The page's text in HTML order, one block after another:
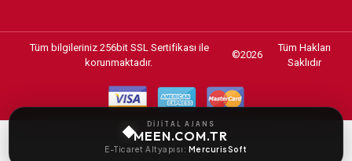
Tüm bilgileriniz 256bit SSL Sertifikası ile
korunmaktadır.
©2026
Tüm Hakları
Saklıdır
E-Ticaret Altyapısı: MercurisSoft
DİJİTAL AJANS
MEEN.COM.TR